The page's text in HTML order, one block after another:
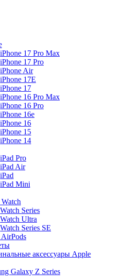
iPhone 17 Pro Max
iPhone 17 Pro
iPhone Air
iPhone 17E
iPhone 17
iPhone 16 Pro Max
iPhone 16 Pro
iPhone 16e
iPhone 16
iPhone 15
iPhone 14
iPad Pro
iPad Air
iPad
iPad Mini
Watch Series
Watch Ultra
Watch Series SE
аксессуары Apple
Galaxy Z Series